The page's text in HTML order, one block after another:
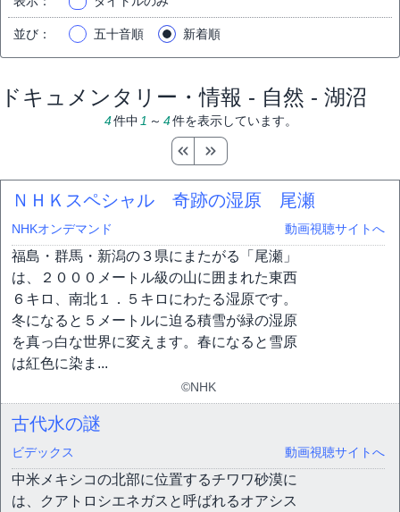
並び ： 五十音順 新着順
ドキュメンタリー・情報 - 自然 - 湖沼
4件中 1 ～ 4件を表示しています。
ＮＨＫスペシャル 奇跡の湿原 尾瀬
NHKオンデマンド 動画視聴サイトへ
福島・群馬・新潟の３県にまたがる「尾瀬」
は、２０００メートル級の山に囲まれた東西
６キロ、南北１．５キロにわたる湿原です。
冬になると５メートルに迫る積雪が緑の湿原
を真っ白な世界に変えます。春になると雪原
は紅色に染ま...
©NHK
古代水の謎
ビデックス 動画視聴サイトへ
中米メキシコの北部に位置するチワワ砂漠に
は、クアトロシエネガスと呼ばれるオアシス